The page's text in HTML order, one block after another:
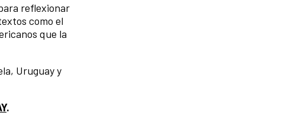
reflexionar
como el
que la
Uruguay y
.